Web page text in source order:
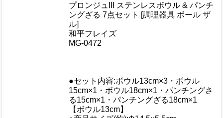
プロンジュIII ステンレスボウル & パンチ
ングざる 7点セット [調理器具 ボール ザ
ル]
和平フレイズ
MG-0472
●セット内容:ボウル13cm×3・ボウル
15cm×1・ボウル18cm×1・パンチングさ
る15cm×1・パンチングざる18cm×1
【ボウル13cm】